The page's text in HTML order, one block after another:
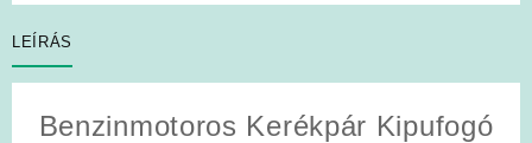
LEÍRÁS
Benzinmotoros Kerékpár Kipufogó